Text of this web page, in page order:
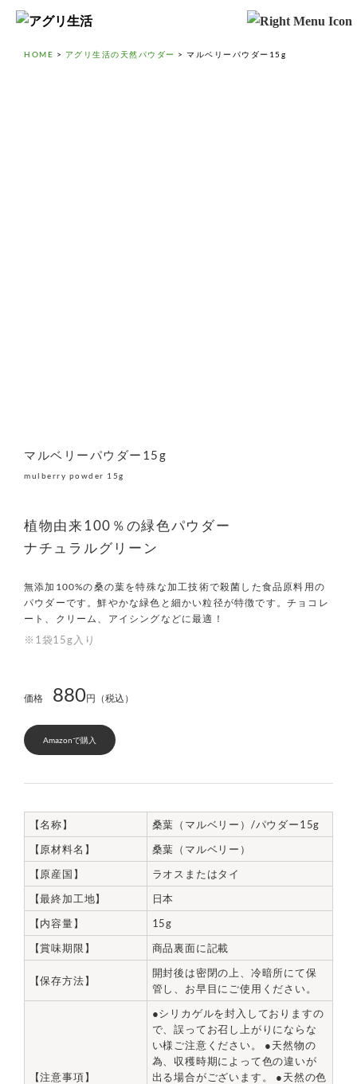
HOME > アグリ生活の天然パウダー > マルベリーパウダー15g
マルベリーパウダー15g
mulberry powder 15g
植物由来100％の緑色パウダー
ナチュラルグリーン
無添加100%の桑の葉を特殊な加工技術で殺菌した食品原料用の
パウダーです。鮮やかな緑色と細かい粒径が特徴です。チョコレ
ート、クリーム、アイシングなどに最適！
※1袋15g入り
価格 880円（税込）
Amazonで購入
【名称】
桑葉（マルベリー）/パウダー15g
【原材料名】
桑葉（マルベリー）
【原産国】
ラオスまたはタイ
【最終加工地】
日本
【内容量】
15g
【賞味期限】
商品裏面に記載
【保存方法】
開封後は密閉の上、冷暗所にて保
管し、お早目にご使用ください。
【注意事項】
●シリカゲルを封入しておりますの
で、誤ってお召し上がりにならな
い様ご注意ください。 ●天然物の
為、収穫時期によって色の違いが
出る場合がございます。 ●天然の色